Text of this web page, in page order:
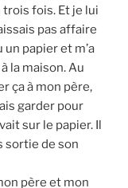
trois fois. Et je lui
pas affaire
un papier et m’a
la mai­son. Au
ça à mon père,
gar­der pour
sur le papier. Il
sor­tie de son
père et mon